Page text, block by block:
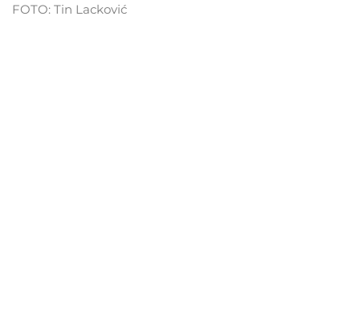
FOTO: Tin Lacković